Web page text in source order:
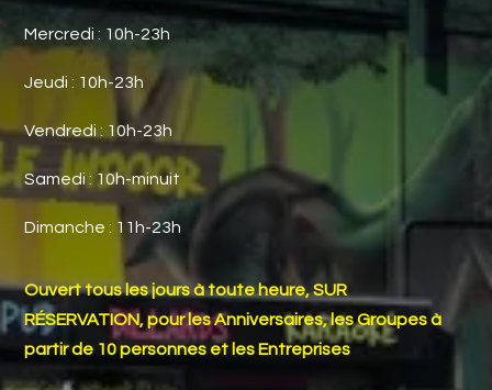
Mercredi : 10h-23h
Jeudi : 10h-23h
Vendredi : 10h-23h
Samedi : 10h-minuit
Dimanche : 11h-23h
Ouvert tous les jours à toute heure, SUR
RÉSERVATION, pour les Anniversaires, les Groupes à
partir de 10 personnes et les Entreprises